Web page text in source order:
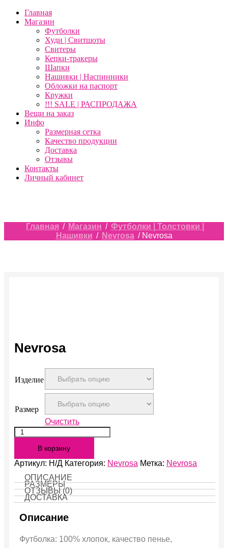
Главная
Магазин
Футболки
Худи | Свитшоты
Свитеры
Кепки-тракеры
Шапки
Нашивки | Наспинники
Обложки на паспорт
Кружки
!!! SALE | РАСПРОДАЖА
Вещи на заказ
Инфо
Размерная сетка
Качество продукции
Доставка
Отзывы
Контакты
Личный кабинет
Главная / Магазин / Футболки | Толстовки |
Нашивки / Nevrosa / Nevrosa
Nevrosa
Изделие
Размер
Очистить
Количество
Nevrosa
В корзину
Артикул: Н/Д Категория: Nevrosa Метка: Nevrosa
ОПИСАНИЕ
РАЗМЕРЫ
ОТЗЫВЫ (0)
ДОСТАВКА
Описание
Футболка: 100% хлопок, качество пенье,